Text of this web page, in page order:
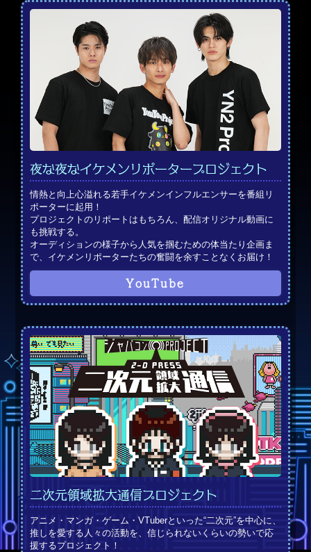
夜な夜なイケメンリポータープロジェクト
情熱と向上心溢れる若手イケメンインフルエンサーを番組リ
ポーターに起用！
プロジェクトのリポートはもちろん、配信オリジナル動画に
も挑戦する。
オーディションの様子から人気を掴むための体当たり企画ま
で、イケメンリポーターたちの奮闘を余すことなくお届け！
YouTube
二次元領域拡大通信プロジェクト
アニメ・マンガ・ゲーム・VTuberといった“二次元”を中心に、
推しを愛する人々の活動を、信じられないくらいの勢いで応
援するプロジェクト！